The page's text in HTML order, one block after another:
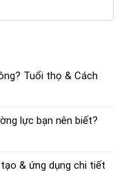
Tuổi thọ & Cách
lực bạn nên biết?
& ứng dụng chi tiết